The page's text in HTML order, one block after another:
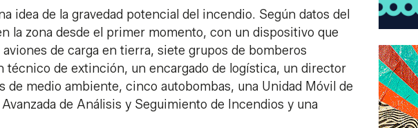
idea de la gravedad potencial del incendio. Según datos del
la zona desde el primer momento, con un dispositivo que
de carga en tierra, siete grupos de bomberos
técnico de extinción, un encargado de logística, un director
medio ambiente, cinco autobombas, una Unidad Móvil de
de Análisis y Seguimiento de Incendios y una